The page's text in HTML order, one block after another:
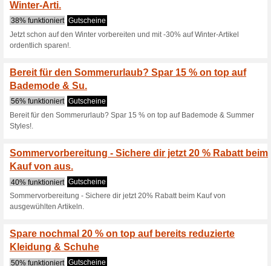
Aktuelle Angebote
SportScheck
reduzierte Schu
Wir empfehlen
Warenkorb eingeben.